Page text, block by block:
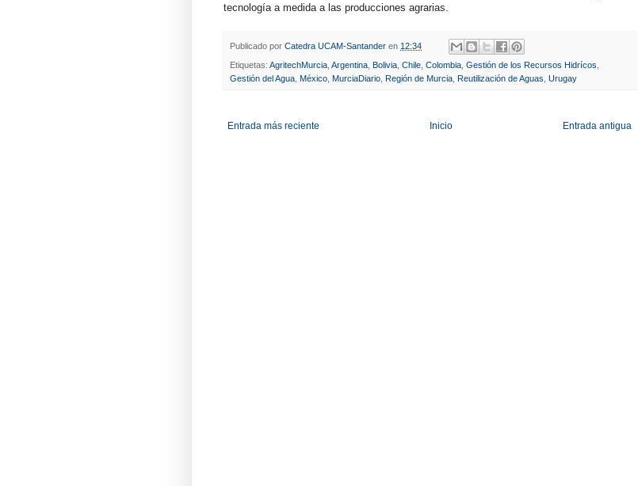
tecnología a medida a las producciones agrarias.
Publicado por Catedra UCAM-Santander en 12:34
Etiquetas: AgritechMurcia Argentina Bolivia Chile Colombia Gestión de los Recursos Hidrícos
Gestión del Agua México MurciaDiario Región de Murcia Reutilización de Aguas Urugay
Entrada más reciente Entrada antigua
Inicio